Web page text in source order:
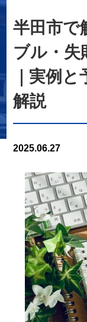
半田市で
ブル・失
｜実例
解説
2025.06.27